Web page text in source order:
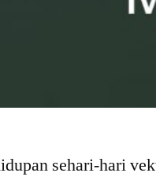
sehari-hari